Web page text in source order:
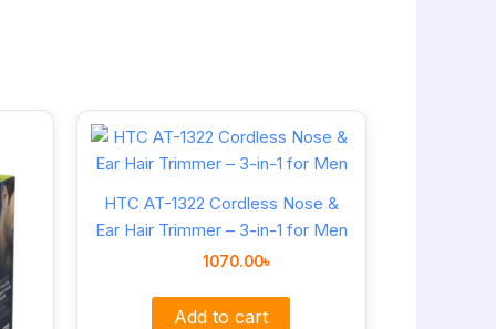
HTC AT-1322 Cordless Nose &
Ear Hair Trimmer – 3-in-1 for Men
1070.00৳
Add to cart